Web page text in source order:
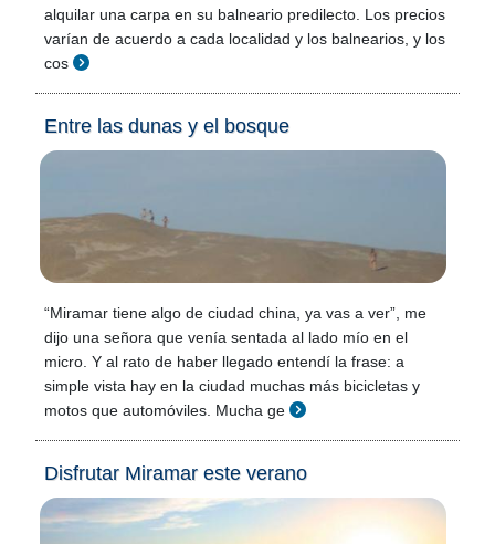
alquilar una carpa en su balneario predilecto. Los precios
varían de acuerdo a cada localidad y los balnearios, y los
cos
Entre las dunas y el bosque
“Miramar tiene algo de ciudad china, ya vas a ver”, me
dijo una señora que venía sentada al lado mío en el
micro. Y al rato de haber llegado entendí la frase: a
simple vista hay en la ciudad muchas más bicicletas y
motos que automóviles. Mucha ge
Disfrutar Miramar este verano